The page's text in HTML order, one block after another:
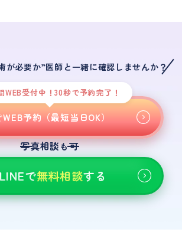
が必要か”医師と一緒に確認しませんか？
WEB受付中！30秒で予約完了！
WEB予約（最短当日OK）
写真相談も可
LINEで無料相談する